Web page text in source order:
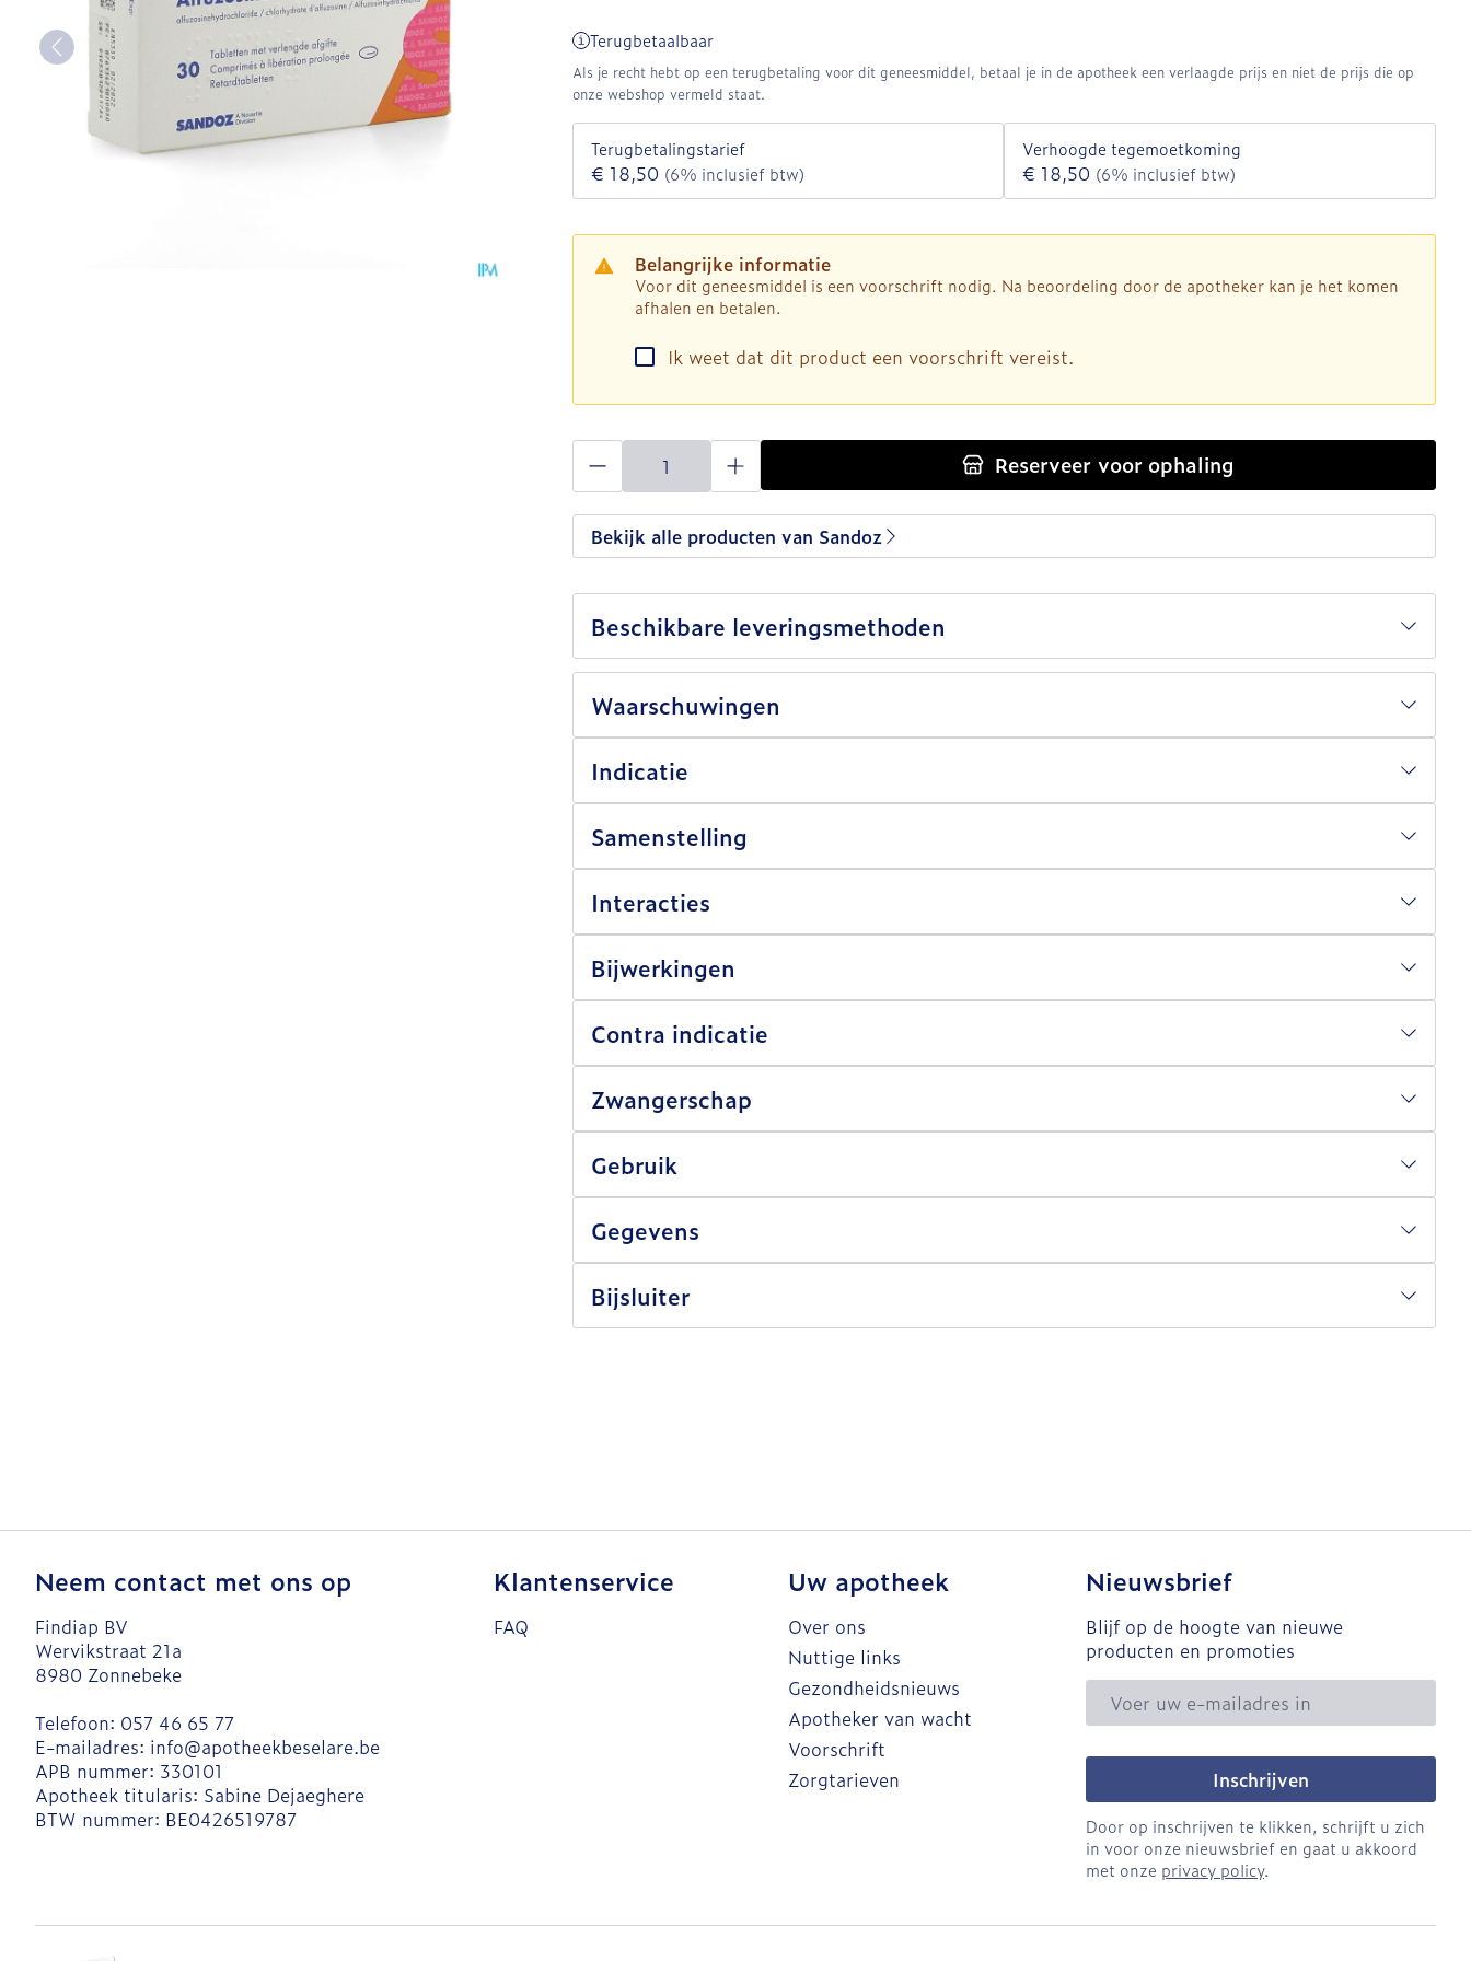
Terugbetaalbaar
Als je recht hebt op een terugbetaling voor dit geneesmiddel, betaal je in de apotheek een verlaagde prijs en niet de prijs die op
onze webshop vermeld staat.
Terugbetalingstarief
€ 18,50 (6% inclusief btw)
Verhoogde tegemoetkoming
€ 18,50 (6% inclusief btw)
Belangrijke informatie
Voor dit geneesmiddel is een voorschrift nodig. Na beoordeling door de apotheker kan je het komen
afhalen en betalen.
Ik weet dat dit product een voorschrift vereist.
Aantal Reserveervoor ophaling
Bekijk alle producten van Sandoz
Beschikbare leveringsmethoden
Waarschuwingen
Indicatie
Samenstelling
Interacties
Bijwerkingen
Contra indicatie
Zwangerschap
Gebruik
Gegevens
Bijsluiter
Neem contact met ons op
Findiap BV
Wervikstraat 21a
8980 Zonnebeke
Telefoon: 057 46 65 77
E-mailadres: info@apotheekbeselare.be
APB nummer: 330101
Apotheek titularis: Sabine Dejaeghere
BTW nummer: BE0426519787
Klantenservice
FAQ
Uw apotheek
Over ons
Nuttige links
Gezondheidsnieuws
Apotheker van wacht
Voorschrift
Zorgtarieven
Nieuwsbrief
Blijf op de hoogte van nieuwe
producten en promoties
E-mail adres
Inschrijven
Door op inschrijven te klikken, schrijft u zich
in voor onze nieuwsbrief en gaat u akkoord
met onze privacy policy.